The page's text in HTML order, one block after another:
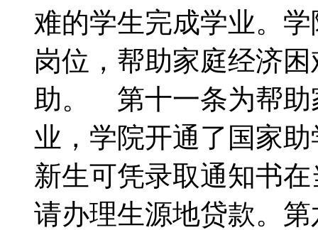
难的学生完成学业。
岗位，帮助家庭经济
助。 第十一条为帮助
业，学院开通了国家
新生可凭录取通知书
请办理生源地贷款。